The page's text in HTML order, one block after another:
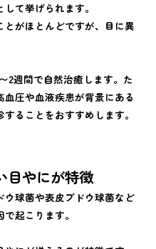
て挙げられます。
がほとんどですが、目に異
2週間で自然治癒します。た
圧や血液疾患が背景にある
ることをおすすめします。
目やにが特徴
ウ球菌や表皮ブドウ球菌など
起こります。